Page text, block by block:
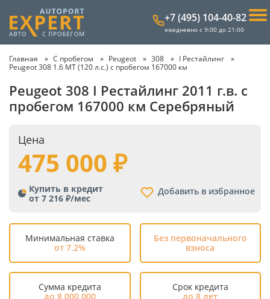
+7 (495) 104-40-82
ежедневно с 9:00 до 21:00
Главная С пробегом Peugeot 308
I Рестайлинг
Peugeot 308 1.6 MT (120 л.с.) с пробегом 167000 км
Peugeot 308 I Рестайлинг 2011 г.в. с
пробегом 167000 км Серебряный
Цена
475 000
Купить в кредит
от 7 216 ₽/мес
Добавить в избранное
Минимальная ставка
от 7.2%
Без первоначального
взноса
Сумма кредита
до 8 000 000
Срок кредита
до 8 лет